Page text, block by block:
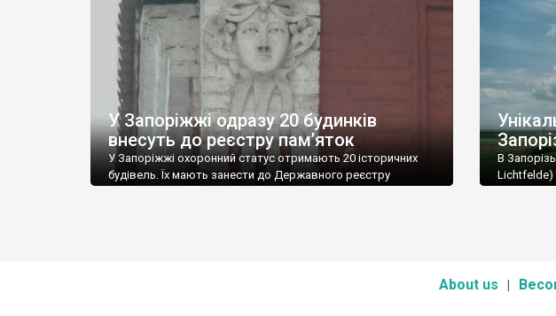
1950-х в ньому був склад. 1985 […]
У Запоріжжі одразу 20 будинків
внесуть до реєстру пам’яток
У Запоріжжі охоронний статус отримають 20 історичних
будівель. Їх мають занести до Державного реєстру
В
Lichtfelde)
About us